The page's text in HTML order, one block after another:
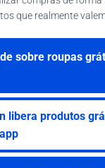
que realmente valem
sobre roupas
libera produtos